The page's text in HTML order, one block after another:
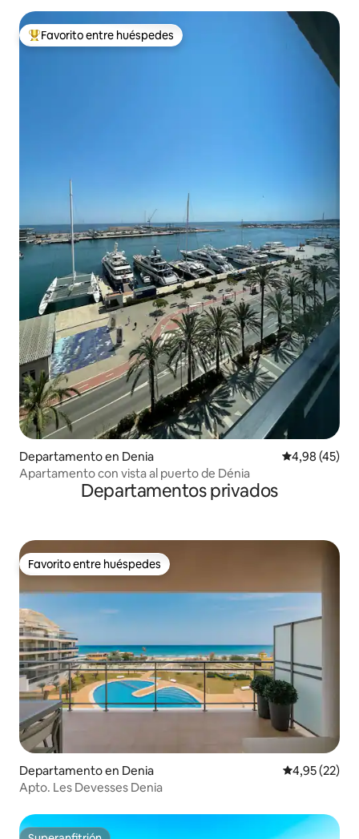
Favorito entre los huéspedes más destacados
Favorito entre huéspedes
Departamento en Denia Calificación
4,98 (45)
Apartamento con vista al puerto de Dénia
Departamentos privados
Favorito entre huéspedes
Favorito entre huéspedes
Departamento en Denia Calificación
4,95 (22)
Apto. Les Devesses Denia